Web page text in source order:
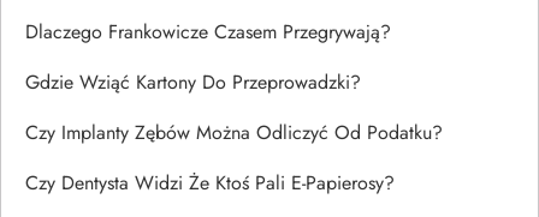
Dlaczego Frankowicze Czasem Przegrywają?
Gdzie Wziąć Kartony Do Przeprowadzki?
Czy Implanty Zębów Można Odliczyć Od Podatku?
Czy Dentysta Widzi Że Ktoś Pali E-Papierosy?